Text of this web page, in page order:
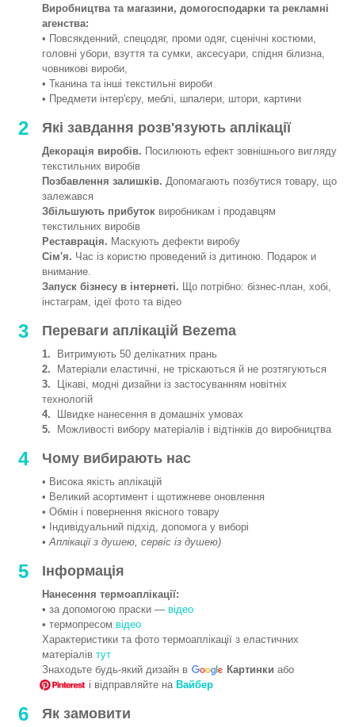
Виробництва та магазини, домогосподарки та рекламні
агенства:
• Повсякденний, спецодяг, проми одяг, сценічні костюми,
головні убори, взуття та сумки, аксесуари, спідня білизна,
човникові вироби,
• Тканина та інші текстильні вироби
• Предмети інтер'єру, меблі, шпалери, штори, картини
2 Які завдання розв'язують аплікації
Декорація виробів. Посилюють ефект зовнішнього вигляду
текстильних виробів
Позбавлення залишків. Допомагають позбутися товару, що
залежався
Збільшують прибуток виробникам і продавцям
текстильних виробів
Реставрація. Маскують дефекти виробу
Сім'я. Час із користю проведений із дитиною. Подарок и
внимание.
Запуск бізнесу в інтернеті. Що потрібно: бізнес-план, хобі,
інстаграм, ідеї фото та відео
3 Переваги аплікацій Bezema
1. Витримують 50 делікатних прань
2. Матеріали еластичні, не тріскаються й не розтягуються
3. Цікаві, модні дизайни із застосуванням новітніх
технологій
4. Швидке нанесення в домашніх умовах
5. Можливості вибору матеріалів і відтінків до виробництва
4 Чому вибирають нас
• Висока якість аплікацій
• Великий асортимент і щотижневе оновлення
• Обмін і повернення якісного товару
• Індивідуальний підхід, допомога у виборі
•Аплікації з душею, сервіс із душею)
5 Інформація
Нанесення термоаплікації:
• за допомогою праски — відео
• термопресом відео
Характеристики та фото термоаплікації з еластичних
матеріалів тут
Знаходьте будь-який дизайн в
Картинки або
і відправляйте на Вайбер
6 Як замовити